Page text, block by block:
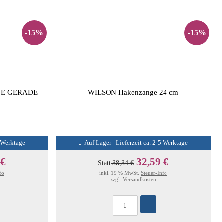
-15%
GERADE
-15%
WILSON Hakenzange 24 cm
Auf Lager - Lieferzeit ca. 2-5 Werktage
Statt38,34 € 32,59 €
inkl. 19 % MwSt.Steuer-Info
zzgl. Versandkosten